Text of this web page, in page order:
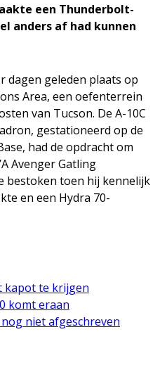
een Thunderbolt-
anders af had kunnen
dagen geleden plaats op
Area, een oefenterrein
van Tucson. De A-10C
gestationeerd op de
had de opdracht om
Avenger Gatling
bestoken toen hij kennelijk
en een Hydra 70-
kapot te krijgen
komt eraan
niet afgeschreven